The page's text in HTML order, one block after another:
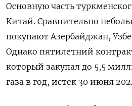
Основную часть
Китай. Сравнительно
покупают Азербайджан,
Однако пятилетний
который закупал до 5,5
газа в год, истек 30 июня